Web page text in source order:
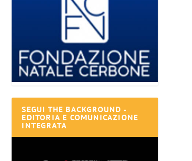
SEGUI THE BACKGROUND -
EDITORIA E COMUNICAZIONE
INTEGRATA